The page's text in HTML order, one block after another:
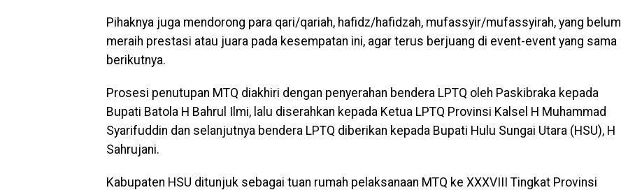
Pihaknya juga mendorong para qari/qariah, hafidz/hafidzah, mufassyir/mufassyirah, yang belum
meraih prestasi atau juara pada kesempatan ini, agar terus berjuang di event-event yang sama
berikutnya.
Prosesi penutupan MTQ diakhiri dengan penyerahan bendera LPTQ oleh Paskibraka kepada
Bupati Batola H Bahrul Ilmi, lalu diserahkan kepada Ketua LPTQ Provinsi Kalsel H Muhammad
Syarifuddin dan selanjutnya bendera LPTQ diberikan kepada Bupati Hulu Sungai Utara (HSU), H
Sahrujani.
Kabupaten HSU ditunjuk sebagai tuan rumah pelaksanaan MTQ ke XXXVIII Tingkat Provinsi